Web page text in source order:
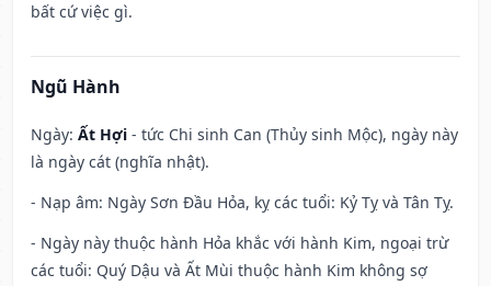
bất cứ việc gì.
Ngũ Hành
Ngày: Ất Hợi - tức Chi sinh Can (Thủy sinh Mộc), ngày này
là ngày cát (nghĩa nhật).
- Nạp âm: Ngày Sơn Đầu Hỏa, kỵ các tuổi: Kỷ Tỵ và Tân Tỵ.
- Ngày này thuộc hành Hỏa khắc với hành Kim, ngoại trừ
các tuổi: Quý Dậu và Ất Mùi thuộc hành Kim không sợ